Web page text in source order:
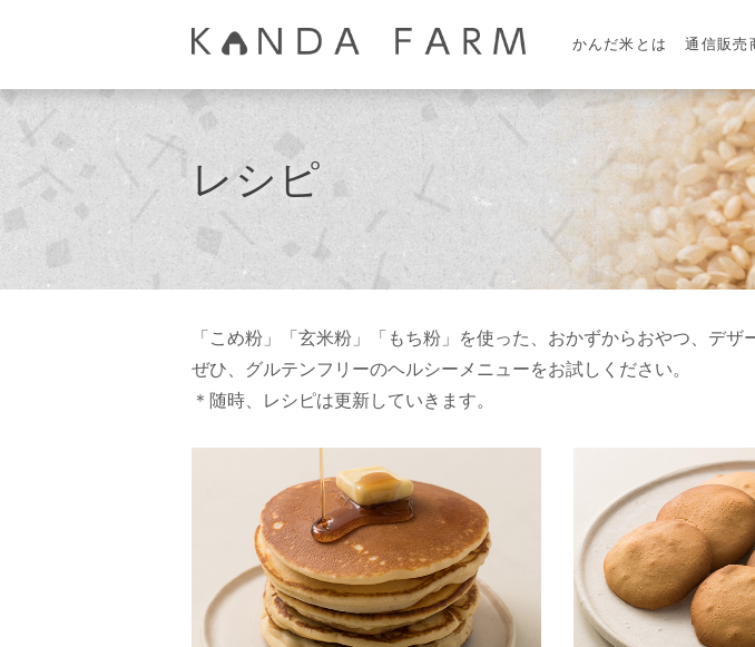
かんだ米とは 通信販売
レシピ
「こめ粉」「玄米粉」「もち粉」を使った、おかずからおやつ、デザ
ぜひ、グルテンフリーのヘルシーメニューをお試しください。
＊随時、レシピは更新していきます。